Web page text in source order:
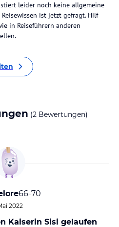
leider noch keine allgemeine
ist jetzt gefragt. Hilf
in Reiseführern anderen
(2 Bewertungen)
66-70
2022
Kaiserin Sisi gelaufen